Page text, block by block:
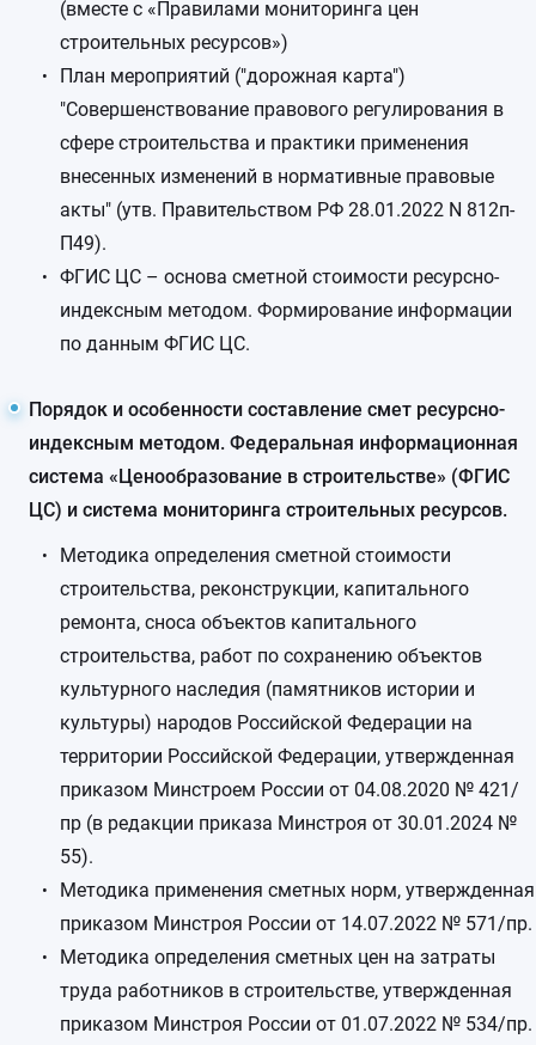
(вместе с «Правилами мониторинга цен
строительных ресурсов»)
План мероприятий ("дорожная карта")
"Совершенствование правового регулирования в
сфере строительства и практики применения
внесенных изменений в нормативные правовые
акты" (утв. Правительством РФ 28.01.2022 N 812п-
П49).
ФГИС ЦС – основа сметной стоимости ресурсно-
индексным методом. Формирование информации
по данным ФГИС ЦС.
Порядок и особенности составление смет ресурсно-
индексным методом. Федеральная информационная
система «Ценообразование в строительстве» (ФГИС
ЦС) и система мониторинга строительных ресурсов.
Методика определения сметной стоимости
строительства, реконструкции, капитального
ремонта, сноса объектов капитального
строительства, работ по сохранению объектов
культурного наследия (памятников истории и
культуры) народов Российской Федерации на
территории Российской Федерации, утвержденная
приказом Минстроем России от 04.08.2020 № 421/
пр (в редакции приказа Минстроя от 30.01.2024 №
55).
Методика применения сметных норм, утвержденная
приказом Минстроя России от 14.07.2022 № 571/пр.
Методика определения сметных цен на затраты
труда работников в строительстве, утвержденная
приказом Минстроя России от 01.07.2022 № 534/пр.